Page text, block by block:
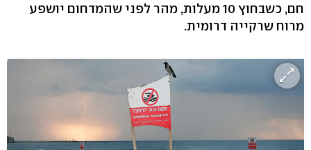
חם, כשבחוץ 10 מעלות, מהר לפני שהמדחום יושפע
מרוח שרקייה דרומית.